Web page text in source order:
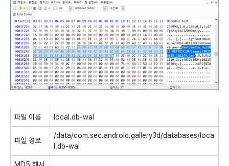
파일 이름 local.db-wal
파일 경로
/data/com.sec.android.gallery3d/databases/loca
l.db-wal